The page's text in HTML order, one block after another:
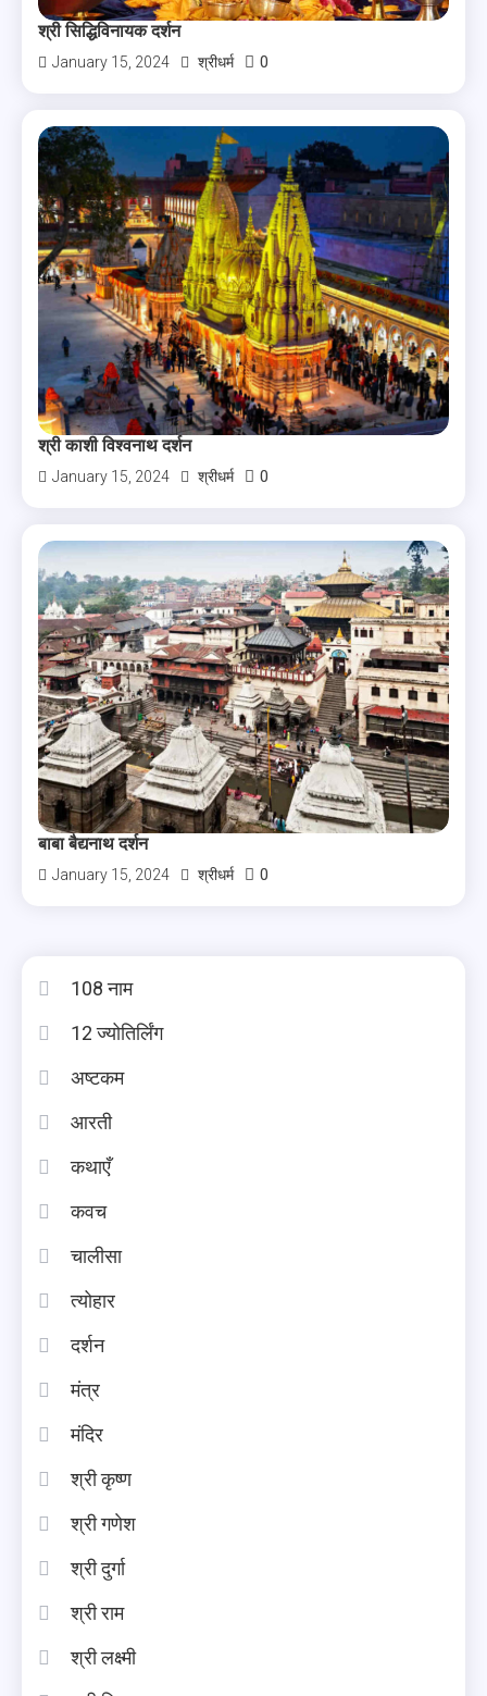
श्री सिद्धिविनायक दर्शन
January 15, 2024 श्रीधर्म 0
श्री काशी विश्वनाथ दर्शन
January 15, 2024 श्रीधर्म 0
बाबा बैद्यनाथ दर्शन
January 15, 2024 श्रीधर्म 0
108 नाम
12 ज्योतिर्लिंग
अष्टकम
आरती
कथाएँ
कवच
चालीसा
त्योहार
दर्शन
मंत्र
मंदिर
श्री कृष्ण
श्री गणेश
श्री दुर्गा
श्री राम
श्री लक्ष्मी